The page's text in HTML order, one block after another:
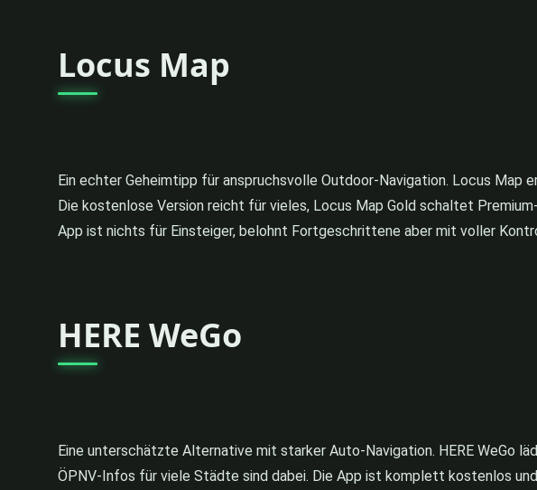
Locus Map
Ein echter Geheimtipp für anspruchsvolle Outdoor-Navigation. Locus Map
Die kostenlose Version reicht für vieles, Locus Map Gold schaltet
App ist nichts für Einsteiger, belohnt Fortgeschrittene aber mit voller
HERE WeGo
Eine unterschätzte Alternative mit starker Auto-Navigation. HERE WeGo
ÖPNV-Infos für viele Städte sind dabei. Die App ist komplett kostenlos